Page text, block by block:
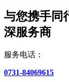
与您携手同
深服务商
服务电话：
0731-84069615